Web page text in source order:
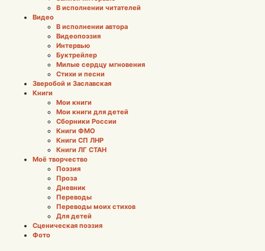
В исполнении читателей
Видео
В исполнении автора
Видеопоэзия
Интервью
Буктрейлер
Милые сердцу мгновения
Стихи и песни
Зверобой и Заславская
Книги
Мои книги
Мои книги для детей
Сборники России
Книги ФМО
Книги СП ЛНР
Книги ЛГ СТАН
Моё творчество
Поэзия
Проза
Дневник
Переводы
Переводы моих стихов
Для детей
Сценическая поэзия
Фото